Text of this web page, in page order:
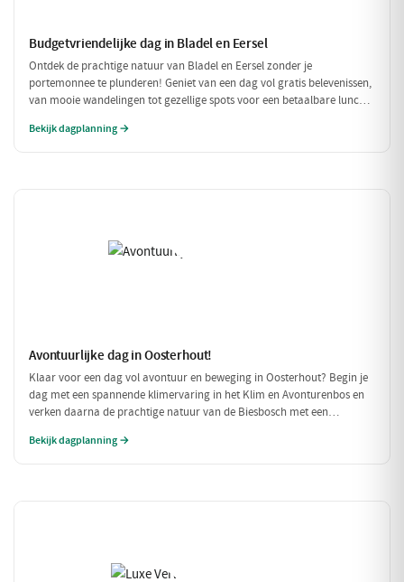
Budgetvriendelijke dag in Bladel en Eersel
Ontdek de prachtige natuur van Bladel en Eersel zonder je
portemonnee te plunderen! Geniet van een dag vol gratis belevenissen,
van mooie wandelingen tot gezellige spots voor een betaalbare lunch.
zonder dat je veel hoeft uit te geven.
Bekijk dagplanning →
Avontuurlijke dag in Oosterhout!
Klaar voor een dag vol avontuur en beweging in Oosterhout? Begin je
dag met een spannende klimervaring in het Klim en Avonturenbos en
verken daarna de prachtige natuur van de Biesbosch met een
Natuurpoortcafé BOS & Co, waar je energie krijgt voor de volgende
Bekijk dagplanning →